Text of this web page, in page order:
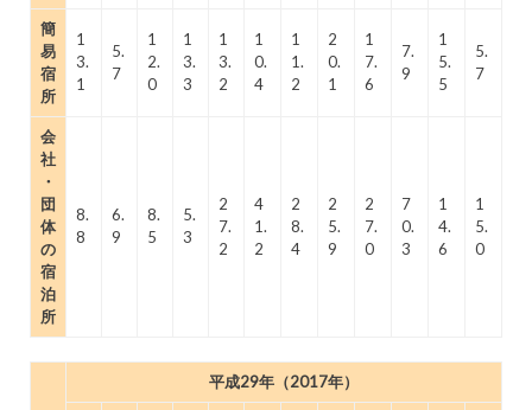
簡
易
宿
所
1
3.
1
5.
7
1
2.
0
1
3.
3
1
3.
2
1
0.
4
1
1.
2
2
0.
1
1
7.
6
7.
9
1
5.
5
5.
7
会
社
・
団
体
の
宿
泊
所
8.
8
6.
9
8.
5
5.
3
2
7.
2
4
1.
2
2
8.
4
2
5.
9
2
7.
0
7
0.
3
1
4.
6
1
5.
0
平成29年（2017年）